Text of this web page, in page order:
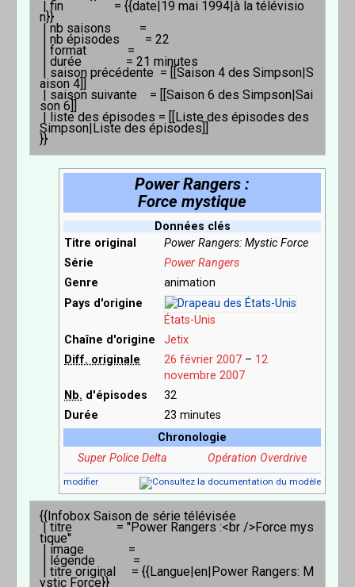
n}}
aison 4]]
son 6]]
Simpson|Liste des épisodes]]
Power Rangers :
Force mystique
Données clés
Titre original
Power Rangers: Mystic Force
Série
Power Rangers
Genre
animation
Pays d'origine
États-Unis
Chaîne d'origine
Jetix
Diff. originale
26 février 2007 – 12
novembre 2007
Nb. d'épisodes
32
Durée
23 minutes
Chronologie
Super Police Delta
Opération Overdrive
modifier
{{Infobox Saison de série télévisée
| titre              = ''Power Rangers :<br />Force mys
tique''
ystic Force}}